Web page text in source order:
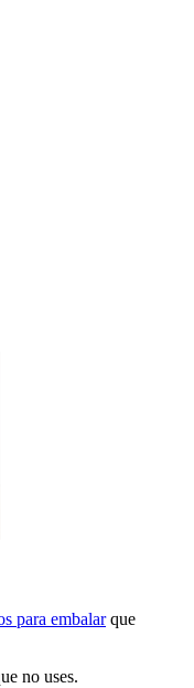
para embalarque
no uses.